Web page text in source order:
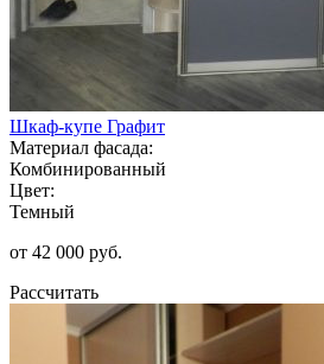
Шкаф-купе Графит
Материал фасада:
Комбинированный
Цвет:
Темный
от 42 000 руб.
Рассчитать